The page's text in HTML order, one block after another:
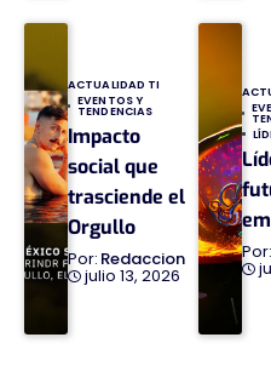
ACTUALIDAD TI
EVENTOS Y
TENDENCIAS
Impacto
social que
trasciende el
Orgullo
Redaccion
julio 13, 2026